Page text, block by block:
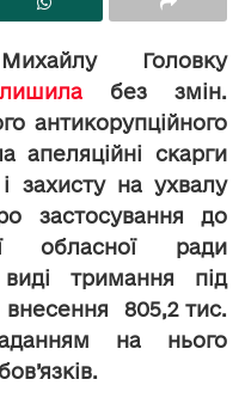
Головку
без змін.
антикорупційного
апеляційні скарги
захисту на ухвалу
застосування до
обласної ради
тримання під
805,2 тис.
на нього